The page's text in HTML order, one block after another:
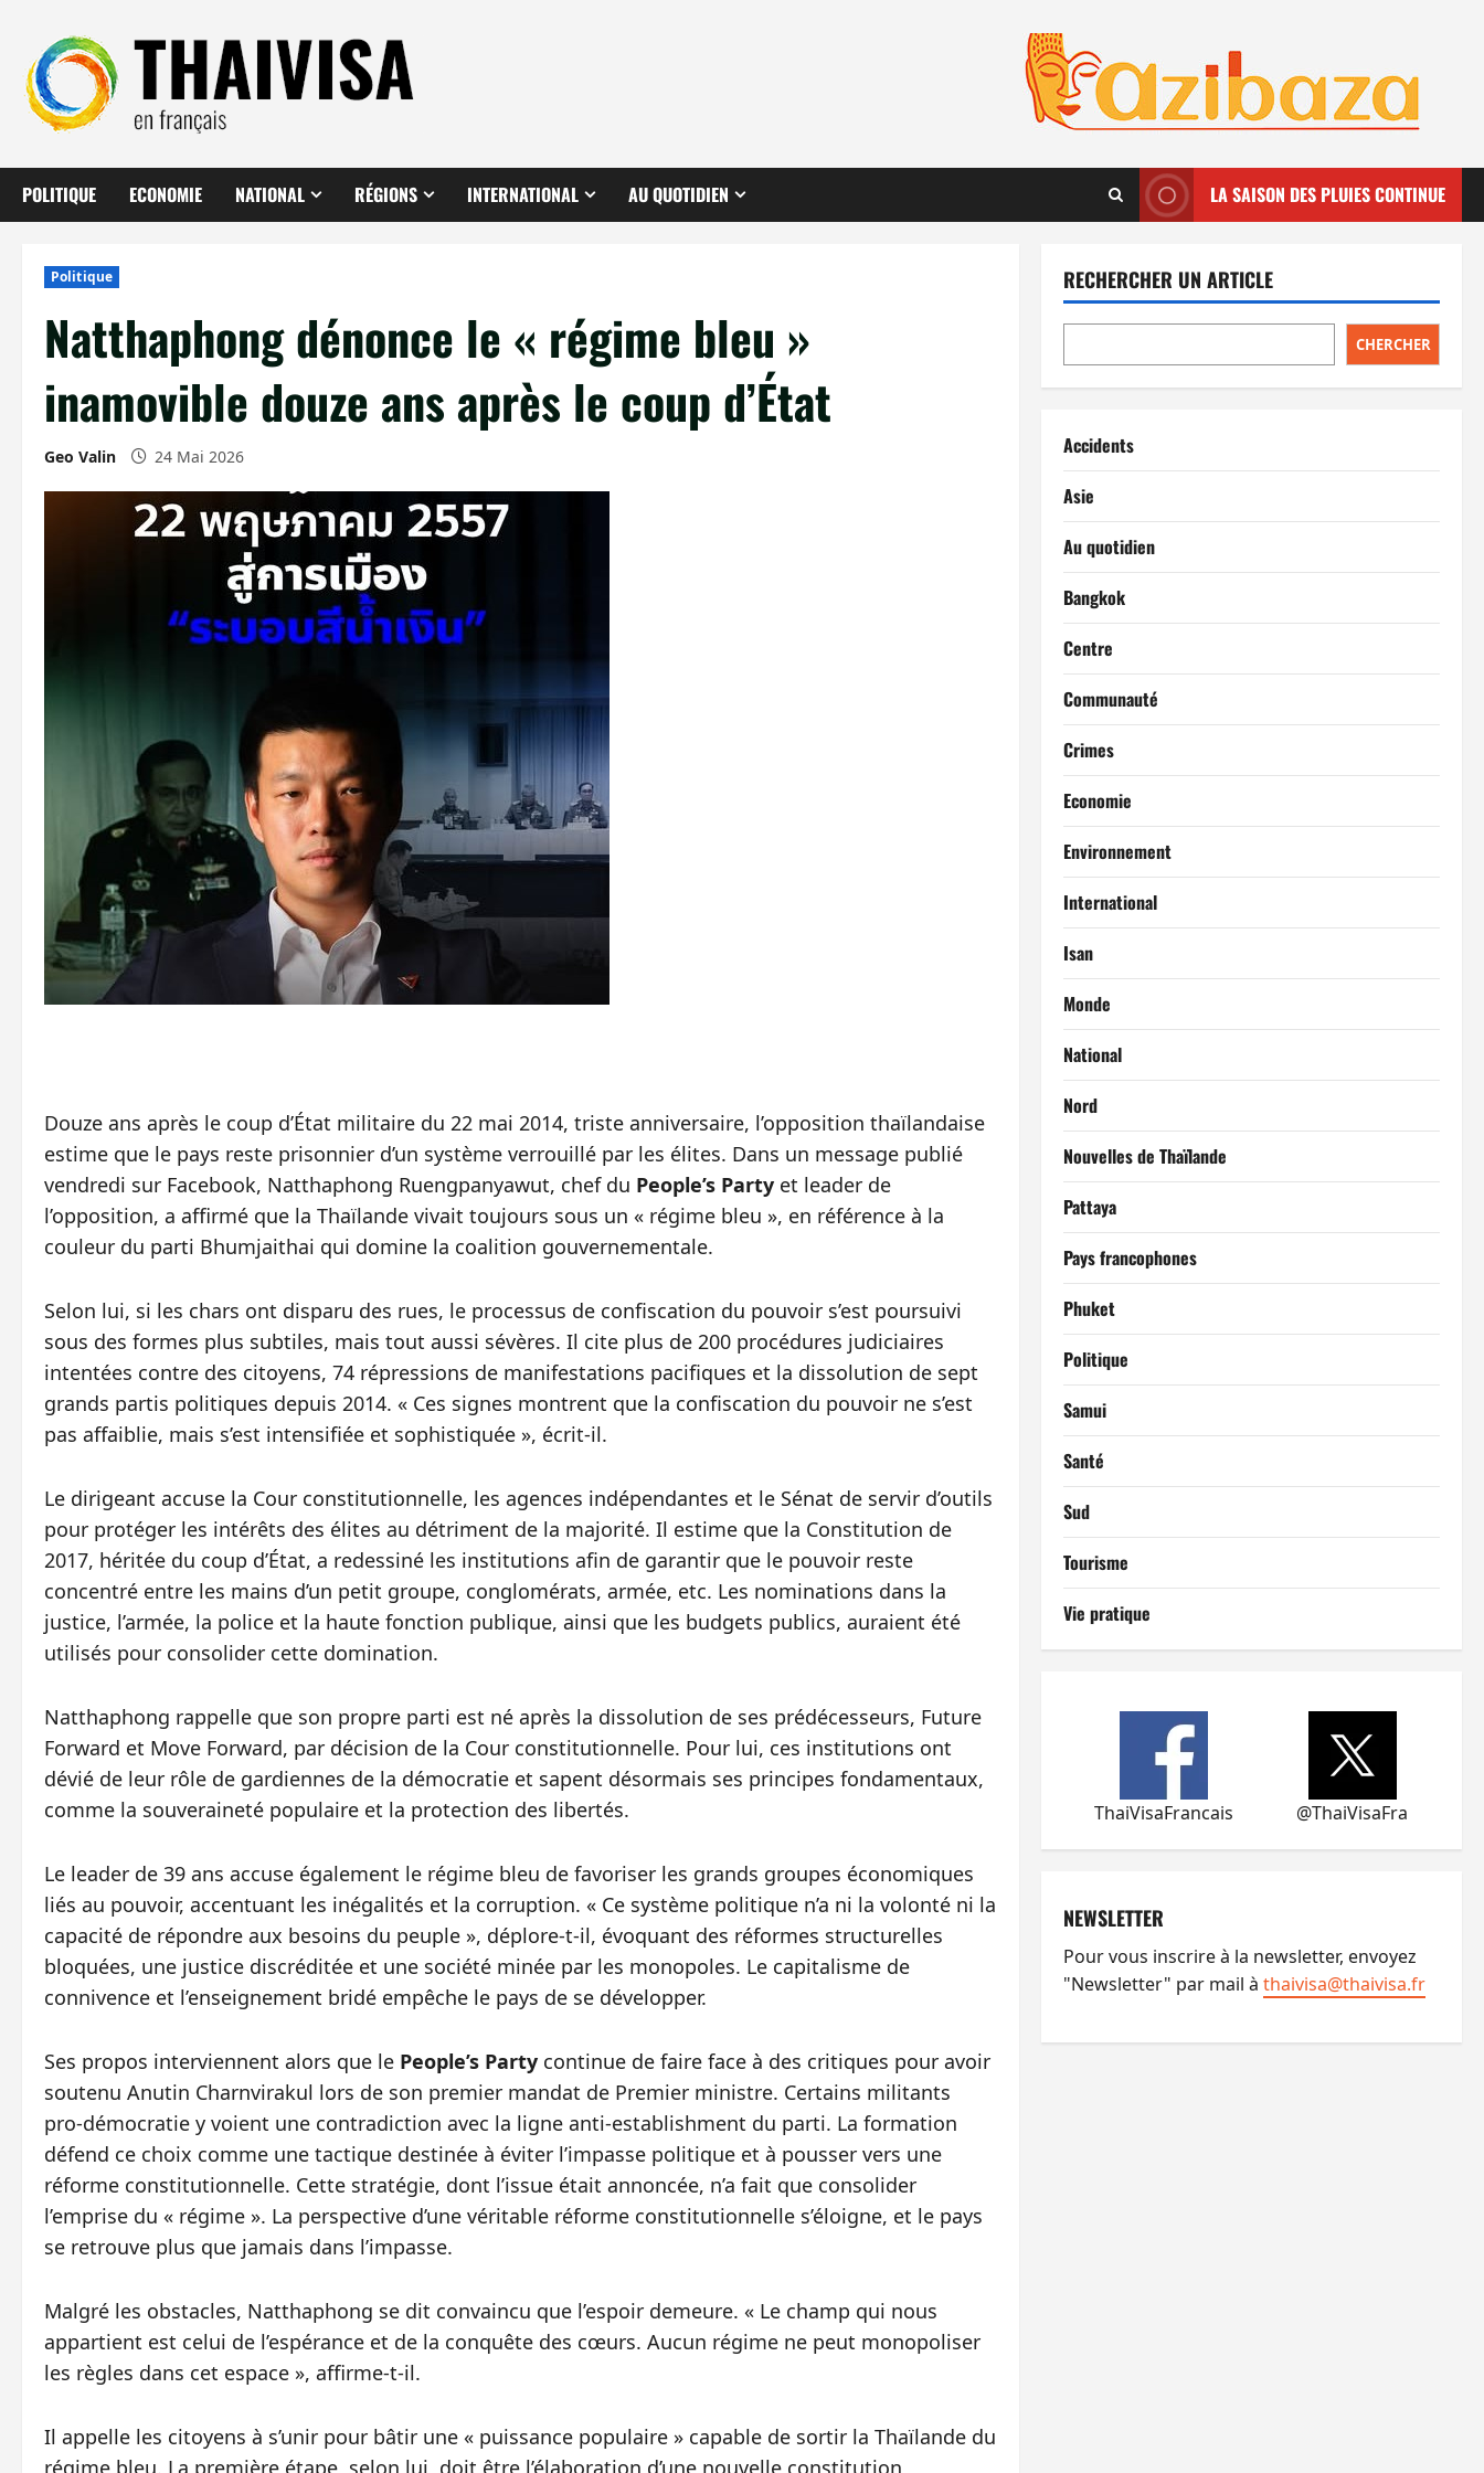
contenu
POLITIQUE ECONOMIE NATIONAL RÉGIONS INTERNATIONAL AU QUOTIDIEN LA SAISON DES PLUIES CONTINUE
Politique
Natthaphong dénonce le « régime bleu »
inamovible douze ans après le coup d’État
Geo Valin 24 Mai 2026
Douze ans après le coup d’État militaire du 22 mai 2014, triste anniversaire, l’opposition thaïlandaise
estime que le pays reste prisonnier d’un système verrouillé par les élites. Dans un message publié
vendredi sur Facebook, Natthaphong Ruengpanyawut, chef du People’s Party et leader de
l’opposition, a affirmé que la Thaïlande vivait toujours sous un « régime bleu », en référence à la
couleur du parti Bhumjaithai qui domine la coalition gouvernementale.
Selon lui, si les chars ont disparu des rues, le processus de confiscation du pouvoir s’est poursuivi
sous des formes plus subtiles, mais tout aussi sévères. Il cite plus de 200 procédures judiciaires
intentées contre des citoyens, 74 répressions de manifestations pacifiques et la dissolution de sept
grands partis politiques depuis 2014. « Ces signes montrent que la confiscation du pouvoir ne s’est
pas affaiblie, mais s’est intensifiée et sophistiquée », écrit‑il.
Le dirigeant accuse la Cour constitutionnelle, les agences indépendantes et le Sénat de servir d’outils
pour protéger les intérêts des élites au détriment de la majorité. Il estime que la Constitution de
2017, héritée du coup d’État, a redessiné les institutions afin de garantir que le pouvoir reste
concentré entre les mains d’un petit groupe, conglomérats, armée, etc. Les nominations dans la
justice, l’armée, la police et la haute fonction publique, ainsi que les budgets publics, auraient été
utilisés pour consolider cette domination.
Natthaphong rappelle que son propre parti est né après la dissolution de ses prédécesseurs, Future
Forward et Move Forward, par décision de la Cour constitutionnelle. Pour lui, ces institutions ont
dévié de leur rôle de gardiennes de la démocratie et sapent désormais ses principes fondamentaux,
comme la souveraineté populaire et la protection des libertés.
Le leader de 39 ans accuse également le régime bleu de favoriser les grands groupes économiques
liés au pouvoir, accentuant les inégalités et la corruption. « Ce système politique n’a ni la volonté ni la
capacité de répondre aux besoins du peuple », déplore‑t‑il, évoquant des réformes structurelles
bloquées, une justice discréditée et une société minée par les monopoles. Le capitalisme de
connivence et l’enseignement bridé empêche le pays de se développer.
Ses propos interviennent alors que le People’s Party continue de faire face à des critiques pour avoir
soutenu Anutin Charnvirakul lors de son premier mandat de Premier ministre. Certains militants
pro‑démocratie y voient une contradiction avec la ligne anti‑establishment du parti. La formation
défend ce choix comme une tactique destinée à éviter l’impasse politique et à pousser vers une
réforme constitutionnelle. Cette stratégie, dont l’issue était annoncée, n’a fait que consolider
l’emprise du « régime ». La perspective d’une véritable réforme constitutionnelle s’éloigne, et le pays
se retrouve plus que jamais dans l’impasse.
Malgré les obstacles, Natthaphong se dit convaincu que l’espoir demeure. « Le champ qui nous
appartient est celui de l’espérance et de la conquête des cœurs. Aucun régime ne peut monopoliser
les règles dans cet espace », affirme‑t‑il.
Il appelle les citoyens à s’unir pour bâtir une « puissance populaire » capable de sortir la Thaïlande du
régime bleu. La première étape, selon lui, doit être l’élaboration d’une nouvelle constitution
RECHERCHER UN ARTICLE
CHERCHER
Accidents
Asie
Au quotidien
Bangkok
Centre
Communauté
Crimes
Economie
Environnement
International
Isan
Monde
National
Nord
Nouvelles de Thaïlande
Pattaya
Pays francophones
Phuket
Politique
Samui
Santé
Sud
Tourisme
Vie pratique
ThaiVisaFrancais @ThaiVisaFra
NEWSLETTER
Pour vous inscrire à la newsletter, envoyez
"Newsletter" par mail à thaivisa@thaivisa.fr